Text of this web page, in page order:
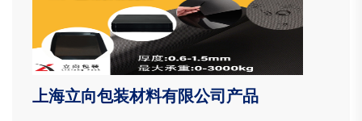
上海立向包装材料有限公司产品